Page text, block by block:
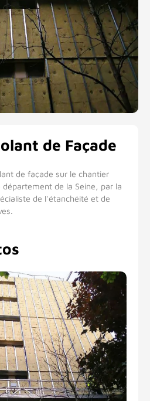
de Façade
de façade sur le chantier
département de la Seine, par la
de l'étanchéité et de